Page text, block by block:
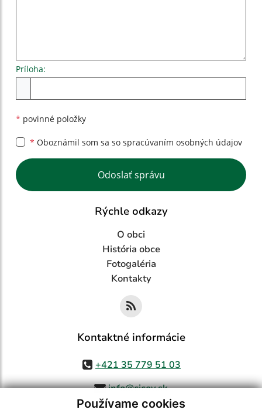
Používame cookies
Príloha:
* povinné položky
* Oboznámil som sa so spracúvaním osobných údajov
Google reCaptcha Response
Odoslať správu
Rýchle odkazy
O obci
História obce
Fotogaléria
Kontakty
Kontaktné informácie
+421 35 779 51 03
info@cicov.sk